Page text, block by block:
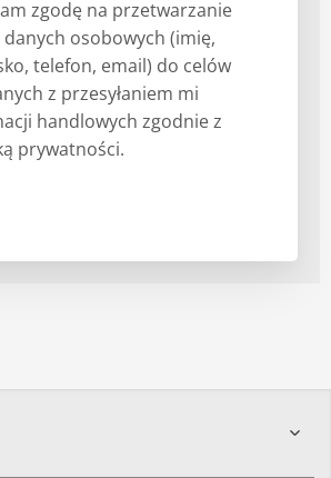
zgodę na przetwarzanie
osobowych (imię,
telefon, email) do celów
z przesyłaniem mi
handlowych zgodnie z
prywatności.